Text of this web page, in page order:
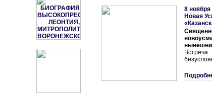
8 ноября
Hовая